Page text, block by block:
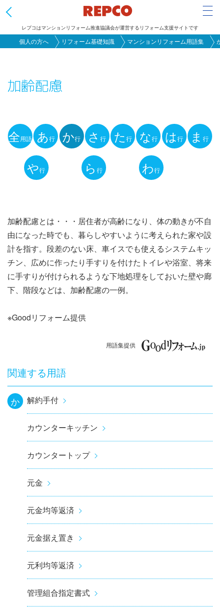
レプコはマンションリフォーム推進協議会が運営するリフォーム支援サイトです
個人の方へ リフォーム基礎知識 マンションリフォーム用語集
加齢配慮
用
ナ
ビ
ゲ
ー
シ
全用語 あ行 か行 さ行 た 行 な行 は行 ま行
や行 ら 行 わ行
加齢配慮とは・・・居住者が高齢になり、体の動きが不自
由になった時でも、暮らしやすいように考えられた家や設
計を指す。段差のない床、車イスでも使えるシステムキッ
チン、広めに作ったり手すりを付けたトイレや浴室、将来
に手すりが付けられるような下地処理をしておいた壁や廊
下、階段などは、加齢配慮の一例。
※Goodリフォーム提供
用語集提供
関連する用語
か 解約手付
カウンターキッチン
カウンタートップ
元金
元金均等返済
元金据え置き
元利均等返済
管理組合指定書式